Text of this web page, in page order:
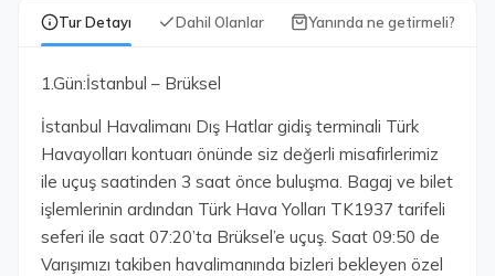
Tur Detayı Dahil Olanlar Yanında ne getirmeli?
1.Gün:İstanbul – Brüksel
İstanbul Havalimanı Dış Hatlar gidiş terminali Türk
Havayolları kontuarı önünde siz değerli misafirlerimiz
ile uçuş saatinden 3 saat önce buluşma. Bagaj ve bilet
işlemlerinin ardından Türk Hava Yolları TK1937 tarifeli
seferi ile saat 07:20’ta Brüksel’e uçuş. Saat 09:50 de
Varışımızı takiben havalimanında bizleri bekleyen özel